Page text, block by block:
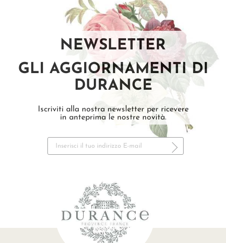
NEWSLETTER
GLI AGGIORNAMENTI DI
DURANCE
Iscriviti alla nostra newsletter per ricevere
in anteprima le nostre novità.